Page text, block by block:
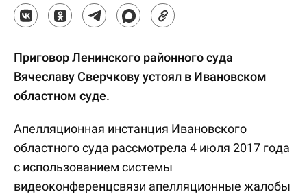
Приговор Ленинского районного суда
Вячеславу Сверчкову устоял в Ивановском
областном суде.
Апелляционная инстанция Ивановского
областного суда рассмотрела 4 июля 2017 года
с использованием системы
видеоконференцсвязи апелляционные жалобы